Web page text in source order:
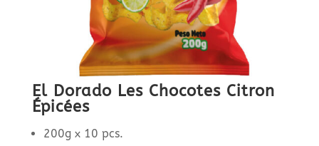
El Dorado Les Chocotes Citron
Épicées
200g x 10 pcs.